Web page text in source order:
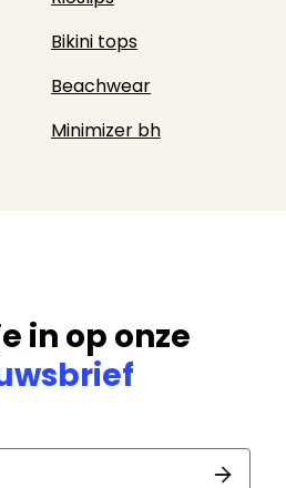
Bikini tops
Beachwear
Minimizer bh
in op onze